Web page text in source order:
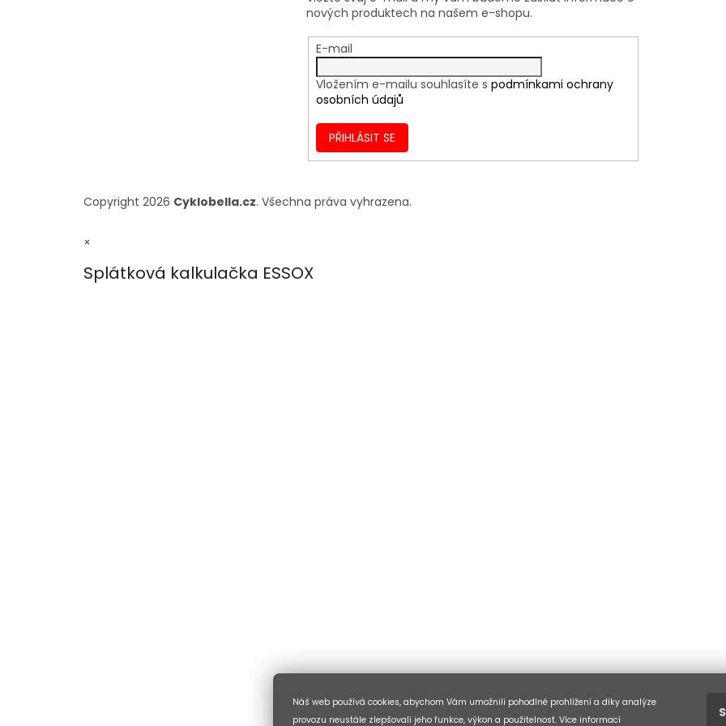
Náš web používá cookies, abychom Vám umožnili pohodlné prohlížení a díky analýze
provozu neustále zlepšovali jeho funkce, výkon a použitelnost. Více informací
nových produktech na našem e-shopu.
E-mail
Vložením e-mailu souhlasíte s podmínkami ochrany
osobních údajů
PŘIHLÁSIT SE
Copyright 2026 Cyklobella.cz. Všechna práva vyhrazena.
×
Splátková kalkulačka ESSOX